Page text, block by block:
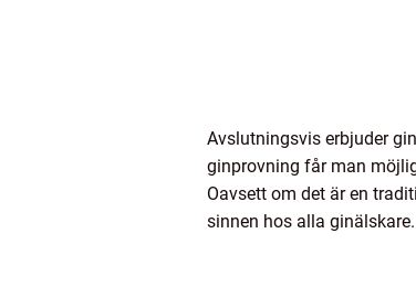
Avslutningsvis erbjuder
ginprovning får man
Oavsett om det är en
sinnen hos alla ginälskare.